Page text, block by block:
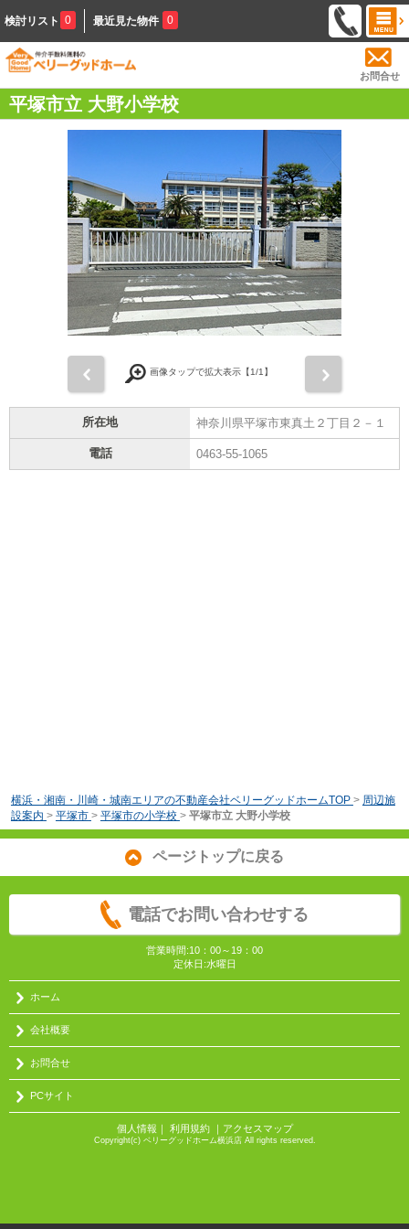
検討リスト 0 最近見た物件 0
お問合せ
平塚市立 大野小学校
画像タップで拡大表示【1/1】
所在地 神奈川県平塚市東真土２丁目２－１
電話 0463-55-1065
横浜・湘南・川崎・城南エリアの不動産会社ベリーグッドホームTOP > 周辺施
設案内 > 平塚市 > 平塚市の小学校 > 平塚市立 大野小学校
ページトップに戻る
電話でお問い合わせする
営業時間:10：00～19：00
定休日:水曜日
ホーム
会社概要
お問合せ
PCサイト
個人情報 ｜ 利用規約｜ アクセスマップ
Copyright(c) ベリーグッドホーム横浜店 All rights reserved.